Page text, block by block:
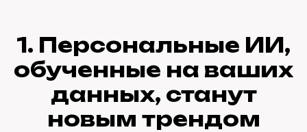
1. Персональные ИИ,
обученные на ваших
данных, станут
новым трендом